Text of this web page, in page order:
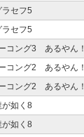
ラセフ5
ラセフ5
コング3 あるやん！
コング2 あるやん！
コング2 あるやん！
が如く8
が如く8